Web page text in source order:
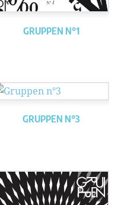
GRUPPEN N°1
GRUPPEN N°3